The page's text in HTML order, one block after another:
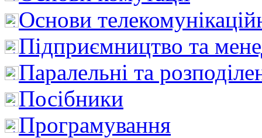
Основи
Підприємництво та
Паралельні та
Посібники
Програмування